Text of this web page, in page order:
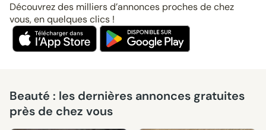
Découvrez des milliers d’annonces proches de chez
vous, en quelques clics !
Beauté : les dernières annonces gratuites
près de chez vous